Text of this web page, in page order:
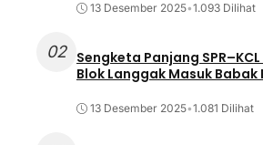
13 Desember 2025•1.093 Dilihat
02
Sengketa Panjang
Blok Langgak Masuk Babak
13 Desember 2025•1.081 Dilihat